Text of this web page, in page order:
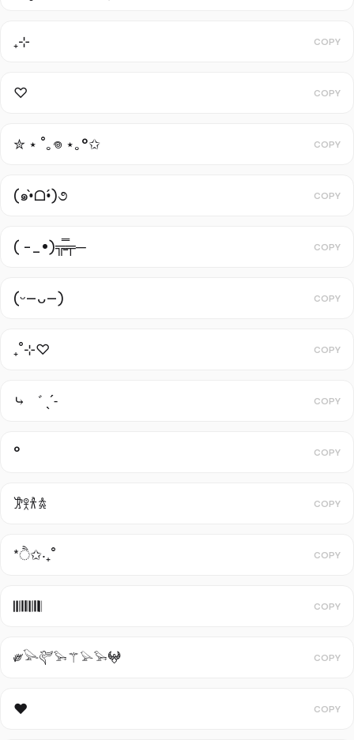
₊⊹ COPY
♡ ︎ COPY
✮ ⋆ ˚｡𖦹 ⋆｡°✩ COPY
(๑•̀ᗝ•́)૭ COPY
( -_•)╦̵̵̿╤─ COPY
(ᵕ—ᴗ—) COPY
₊˚⊹♡ COPY
⤷ ゛ ˎˊ˗ COPY
° COPY
𐦂𖨆𐀪𖠋 COPY
*ੈ✩‧₊˚ COPY
𝄃𝄃𝄂𝄂𝄀𝄁𝄃𝄂𝄂𝄃 COPY
༗𓅪𔒝𓅩⚚𓅫𓅩𖤍 COPY
❤︎ COPY